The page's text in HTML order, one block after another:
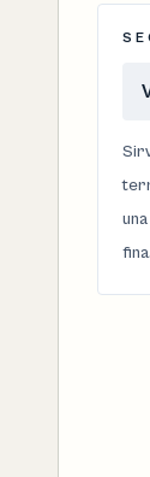
fina.